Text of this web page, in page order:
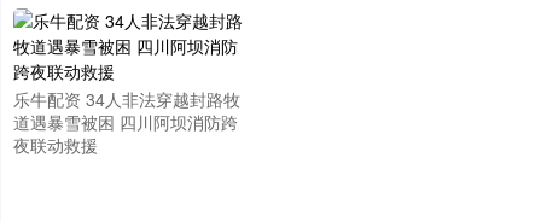
乐牛配资 34人非法穿越封路牧
道遇暴雪被困 四川阿坝消防跨
夜联动救援